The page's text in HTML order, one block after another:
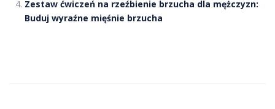
Zestaw ćwiczeń na rzeźbienie brzucha dla mężczyzn:
Buduj wyraźne mięśnie brzucha